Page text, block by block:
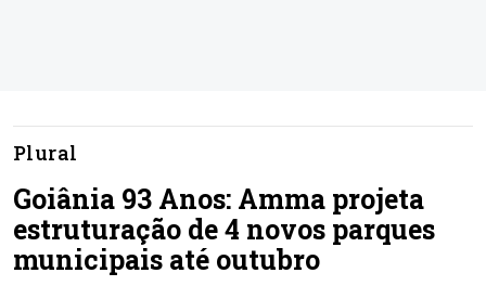
Plural
Goiânia 93 Anos: Amma projeta
estruturação de 4 novos parques
municipais até outubro